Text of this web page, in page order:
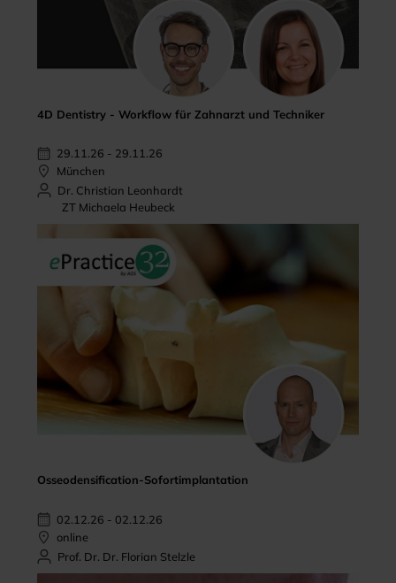
4D Dentistry - Workflow für Zahnarzt und Techniker
29.11.26 - 29.11.26
München
Dr. Christian Leonhardt
ZT Michaela Heubeck
Osseodensification-Sofortimplantation
02.12.26 - 02.12.26
online
Prof. Dr. Dr. Florian Stelzle